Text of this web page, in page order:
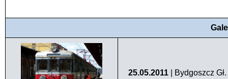
25.05.2011 | Bydgoszcz